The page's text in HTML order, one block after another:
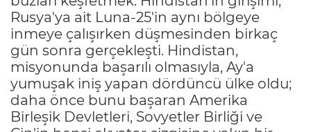
Rusya'ya ait Luna-25'in aynı bölgeye
inmeye çalışırken düşmesinden birkaç
gün sonra gerçekleşti. Hindistan,
misyonunda başarılı olmasıyla, Ay'a
yumuşak iniş yapan dördüncü ülke oldu;
daha önce bunu başaran Amerika
Birleşik Devletleri, Sovyetler Birliği ve